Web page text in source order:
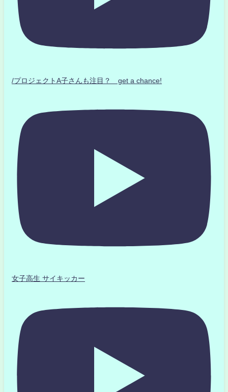
/プロジェクトA子さんも注目？ get a chance!
女子高生 サイキッカー